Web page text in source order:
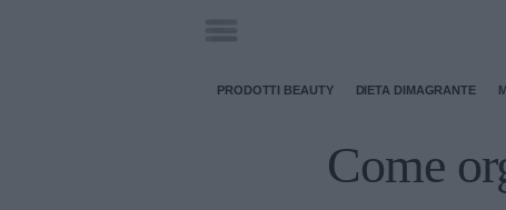
PRODOTTI BEAUTY DIETA DIMAGRANTE
Come